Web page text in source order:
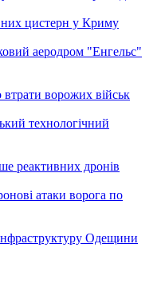
цистерн у Криму
аеродром "Енгельс"
ворожих військ
технологічний
реактивних дронів
атаки ворога по
Одещини